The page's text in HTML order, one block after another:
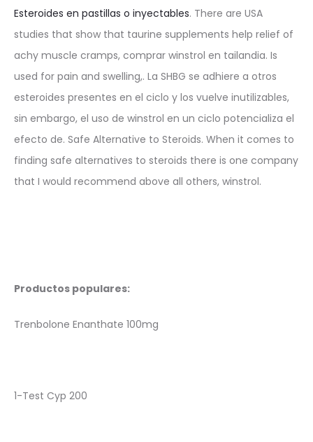
Esteroides en pastillas o inyectables. There are USA
studies that show that taurine supplements help relief of
achy muscle cramps, comprar winstrol en tailandia. Is
used for pain and swelling,. La SHBG se adhiere a otros
esteroides presentes en el ciclo y los vuelve inutilizables,
sin embargo, el uso de winstrol en un ciclo potencializa el
efecto de. Safe Alternative to Steroids. When it comes to
finding safe alternatives to steroids there is one company
that I would recommend above all others, winstrol.
Productos populares:
Trenbolone Enanthate 100mg
1-Test Cyp 200